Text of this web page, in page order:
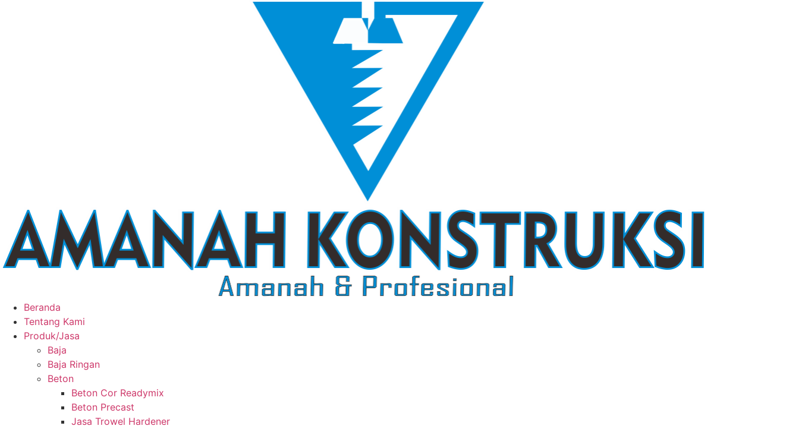
Beranda
Tentang Kami
Produk/Jasa
Baja
Baja Ringan
Beton
Beton Cor Readymix
Beton Precast
Jasa Trowel Hardener